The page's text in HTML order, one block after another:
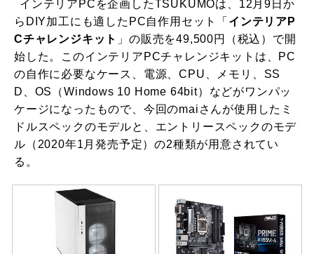
インテリアPCを企画したTSUKUMOは、12月9日か
らDIY加工にも適したPC自作用セット「 インテリアP
Cチャレンジキット 」の販売を49,500円（税込）で開
始した。このインテリアPCチャレンジキットは、PC
の自作に必要なケース、電源、CPU、メモリ、SS
D、OS（Windows 10 Home 64bit）などがワンパッ
ケージになったもので、今回のmaiさんが使用したミ
ドルスペックのモデルと、エントリースペックのモデ
ル（2020年1月発売予定）の2種類が用意されてい
る。